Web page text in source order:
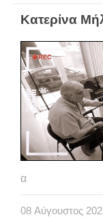
Κατερίνα
α
08 Αύγουστος